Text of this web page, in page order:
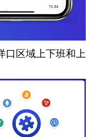
口区域上下班和上